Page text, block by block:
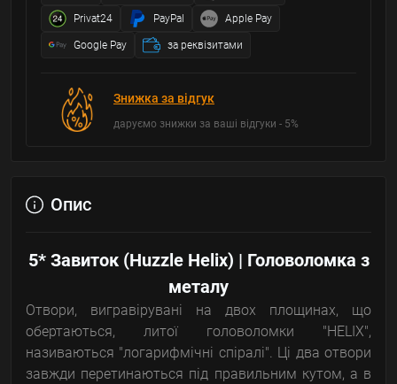
Privat24 PayPal Apple Pay
Google Pay за реквізитами
Знижка за відгук
даруємо знижки за ваші відгуки - 5%
Опис
5* Завиток (Huzzle Helix) | Головоломка з
металу
Отвори, вигравірувані на двох площинах, що
обертаються, литої головоломки "HELIX",
називаються "логарифмічні спіралі". Ці два отвори
завжди перетинаються під правильним кутом, а в